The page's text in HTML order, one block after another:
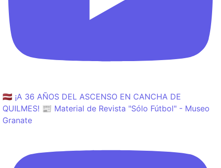
🇱🇻 ¡A 36 AÑOS DEL ASCENSO EN CANCHA DE
QUILMES! 📰 Material de Revista "Sólo Fútbol" - Museo
Granate